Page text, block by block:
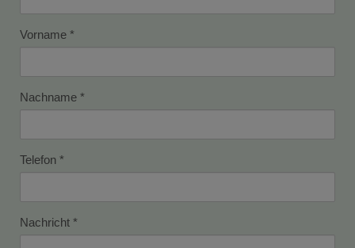
Vorname
Nachname
Telefon
Nachricht